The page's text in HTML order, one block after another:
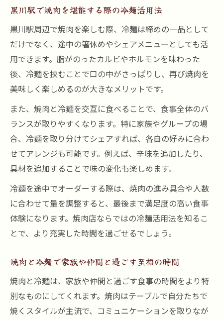
焼肉と冷麺で満足度を高める選び方のコツ
焼肉の空間づくりと冷麺の楽しみ方を考察
焼肉と冷麺を賢く選ぶためのポイントまと
め
黒川駅で焼肉を堪能する際の冷麺活用法
黒川駅周辺で焼肉を楽しむ際、冷麺は締めの一品として
だけでなく、途中の箸休めやシェアメニューとしても活
用できます。脂がのったカルビやホルモンを味わった
後、冷麺を挟むことで口の中がさっぱりし、再び焼肉を
美味しく楽しめるのが大きなメリットです。
また、焼肉と冷麺を交互に食べることで、食事全体のバ
ランスが取りやすくなります。特に家族やグループの場
合、冷麺を取り分けてシェアすれば、各自の好みに合わ
せてアレンジも可能です。例えば、辛味を追加したり、
具材を追加することで味の変化も楽しめます。
冷麺を途中でオーダーする際は、焼肉の進み具合や人数
に合わせて量を調整すると、最後まで満足度の高い食事
体験になります。焼肉店ならではの冷麺活用法を知るこ
とで、より充実した時間を過ごせるでしょう。
焼肉と冷麺で家族や仲間と過ごす至福の時間
焼肉と冷麺は、家族や仲間と過ごす食事の時間をより特
別なものにしてくれます。焼肉はテーブルで自分たちで
焼くスタイルが主流で、コミュニケーションを取りなが